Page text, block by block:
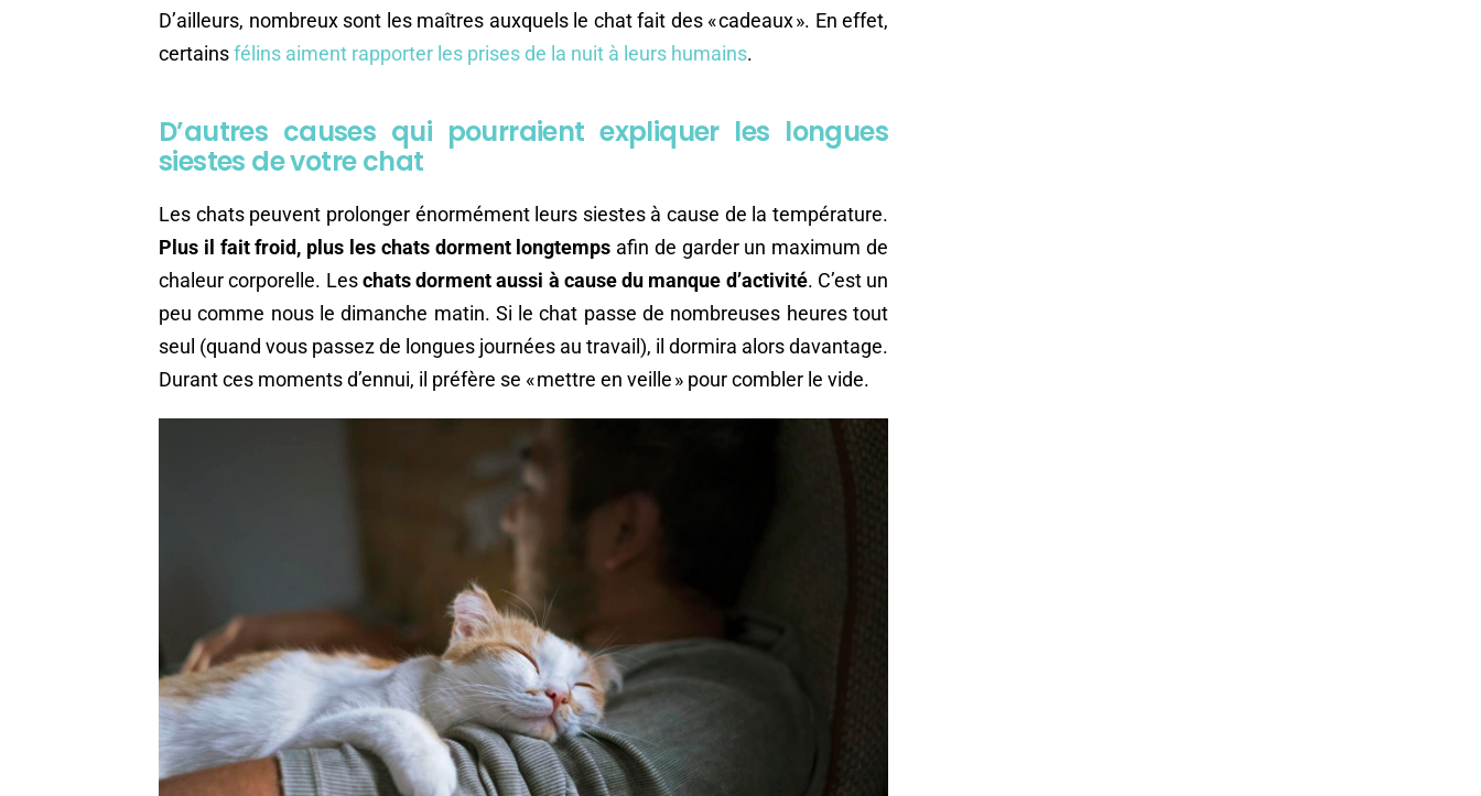
D’ailleurs, nombreux sont les maîtres auxquels le chat fait des « cadeaux ». En effet,
certainsfélins aiment rapporter les prises de la nuit à leurs humains.
D’autres causes qui pourraient expliquer les longues
siestes de votre chat
Les chats peuvent prolonger énormément leurs siestes à cause de la température.
Plus il fait froid, plus les chats dorment longtemps afin de garder un maximum de
chaleur corporelle. Leschats dorment aussi à cause du manque d’activité. C’est un
peu comme nous le dimanche matin. Si le chat passe de nombreuses heures tout
seul (quand vous passez de longues journées au travail), il dormira alors davantage.
Durant ces moments d’ennui, il préfère se « mettre en veille » pour combler le vide.